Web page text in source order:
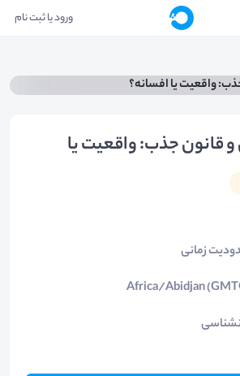
ورود یا ثبت نام
قانون جذب: واقعیت یا
زمانی
Africa/Abidjan